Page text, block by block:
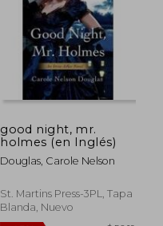
45%
dcto.
good night, mr.
holmes (en Inglés)
Douglas, Carole Nelson
St. Martins Press-3PL, Tapa
Blanda, Nuevo